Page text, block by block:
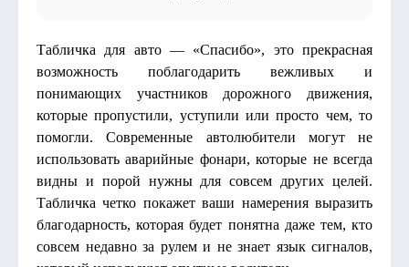
Табличка для авто — «Спасибо», это прекрасная
возможность поблагодарить вежливых и
понимающих участников дорожного движения,
которые пропустили, уступили или просто чем, то
помогли. Современные автолюбители могут не
использовать аварийные фонари, которые не всегда
видны и порой нужны для совсем других целей.
Табличка четко покажет ваши намерения выразить
благодарность, которая будет понятна даже тем, кто
совсем недавно за рулем и не знает язык сигналов,